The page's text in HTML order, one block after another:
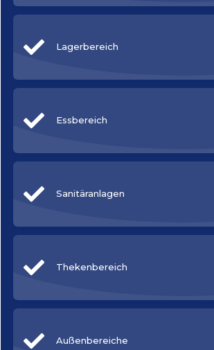
Lagerbereich
Essbereich
Sanitäranlagen
Thekenbereich
Außenbereiche